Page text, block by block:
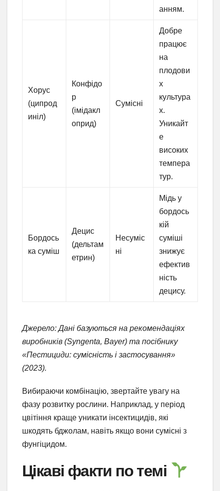
анням.
Хорус
(ципрод
иніл)
Конфідо
р
(імідакл
оприд)
Сумісні
Добре
працює
на
плодови
х
культура
х.
Уникайт
е
високих
темпера
тур.
Бордось
ка суміш
Децис
(дельтам
етрин)
Несуміс
ні
Мідь у
бордось
кій
суміші
знижує
ефектив
ність
децису.
Джерело: Дані базуються на рекомендаціях
виробників (Syngenta, Bayer) та посібнику
«Пестициди: сумісність і застосування»
(2023).
Вибираючи комбінацію, звертайте увагу на
фазу розвитку рослини. Наприклад, у період
цвітіння краще уникати інсектицидів, які
шкодять бджолам, навіть якщо вони сумісні з
фунгіцидом.
Цікаві факти по темі